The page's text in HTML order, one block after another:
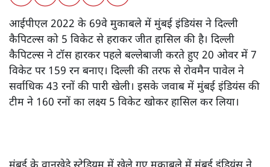
आईपीएल 2022 के 69वे मुकाबले में मुंबई इंडियंस ने दिल्ली
कैपिटल्स को 5 विकेट से हराकर जीत हासिल की है। दिल्ली
कैपिटल्स ने टॉस हारकर पहले बल्लेबाजी करते हुए 20 ओवर में 7
विकेट पर 159 रन बनाए। दिल्ली की तरफ से रोवमैन पावेल ने
सर्वाधिक 43 रनों की पारी खेली। इसके जवाब में मुंबई इंडियंस की
टीम ने 160 रनों का लक्ष्य 5 विकेट खोकर हासिल कर लिया।